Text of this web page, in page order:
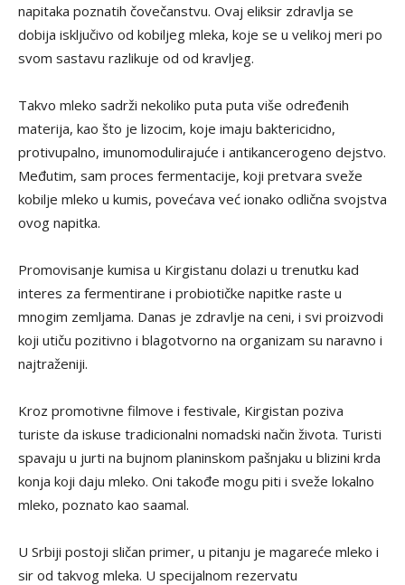
napitaka poznatih čovečanstvu. Ovaj eliksir zdravlja se
dobija isključivo od kobiljeg mleka, koje se u velikoj meri po
svom sastavu razlikuje od od kravljeg.
Takvo mleko sadrži nekoliko puta puta više određenih
materija, kao što je lizocim, koje imaju baktericidno,
protivupalno, imunomodulirajuće i antikancerogeno dejstvo.
Međutim, sam proces fermentacije, koji pretvara sveže
kobilje mleko u kumis, povećava već ionako odlična svojstva
ovog napitka.
Promovisanje kumisa u Kirgistanu dolazi u trenutku kad
interes za fermentirane i probiotičke napitke raste u
mnogim zemljama. Danas je zdravlje na ceni, i svi proizvodi
koji utiču pozitivno i blagotvorno na organizam su naravno i
najtraženiji.
Kroz promotivne filmove i festivale, Kirgistan poziva
turiste da iskuse tradicionalni nomadski način života. Turisti
spavaju u jurti na bujnom planinskom pašnjaku u blizini krda
konja koji daju mleko. Oni takođe mogu piti i sveže lokalno
mleko, poznato kao saamal.
U Srbiji postoji sličan primer, u pitanju je magareće mleko i
sir od takvog mleka. U specijalnom rezervatu